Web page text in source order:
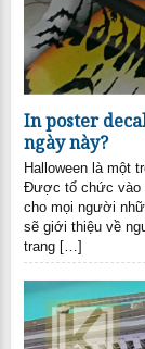
In poster
ngày này?
Halloween là một
Được tổ chức vào
cho mọi người
sẽ giới thiệu về
trang […]